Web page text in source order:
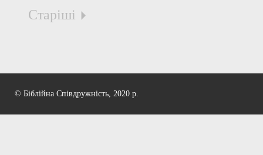
Старіші
© Біблійна Співдружність, 2020 р.